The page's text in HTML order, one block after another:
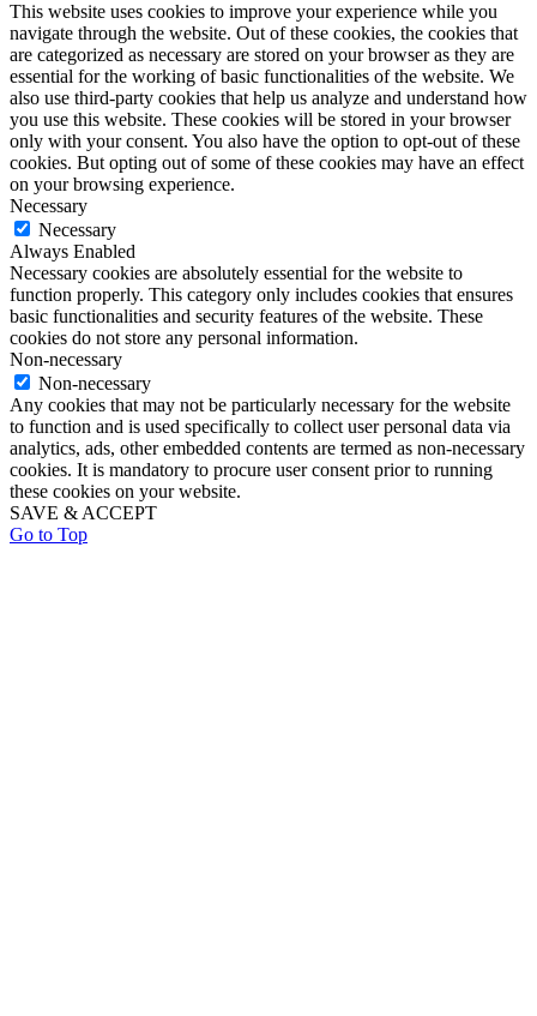
This website uses cookies to improve your experience while you
navigate through the website. Out of these cookies, the cookies that
are categorized as necessary are stored on your browser as they are
essential for the working of basic functionalities of the website. We
also use third-party cookies that help us analyze and understand how
you use this website. These cookies will be stored in your browser
only with your consent. You also have the option to opt-out of these
cookies. But opting out of some of these cookies may have an effect
on your browsing experience.
Necessary
Necessary
Always Enabled
Necessary cookies are absolutely essential for the website to
function properly. This category only includes cookies that ensures
basic functionalities and security features of the website. These
cookies do not store any personal information.
Non-necessary
Non-necessary
Any cookies that may not be particularly necessary for the website
to function and is used specifically to collect user personal data via
analytics, ads, other embedded contents are termed as non-necessary
cookies. It is mandatory to procure user consent prior to running
these cookies on your website.
SAVE & ACCEPT
Go to Top